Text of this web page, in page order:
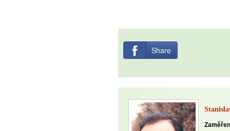
Share